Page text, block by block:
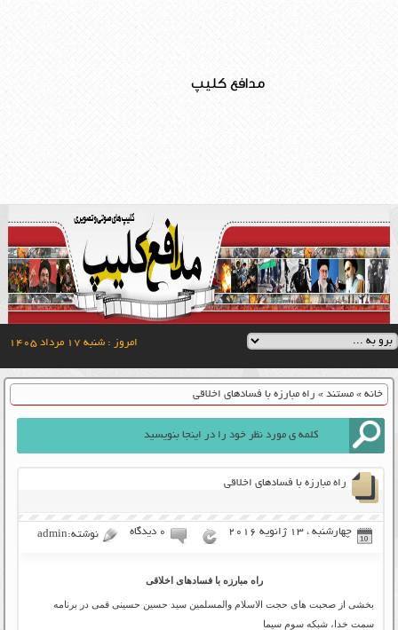
مدافع کلیپ
امروز : شنبه ۱۷ مرداد ۱۴۰۵
خانه» مستند» راه مبارزه با فسادهای اخلاقی
راه مبارزه با فسادهای اخلاقی
چهارشنبه ، 13 ژانویه 2016 ۰ دیدگاه نوشته:admin
راه مبارزه با فسادهای اخلاقی
بخشی از صحبت های حجت الاسلام والمسلمین سید حسین حسینی قمی در برنامه
سمت خدا، شبکه سوم سیما